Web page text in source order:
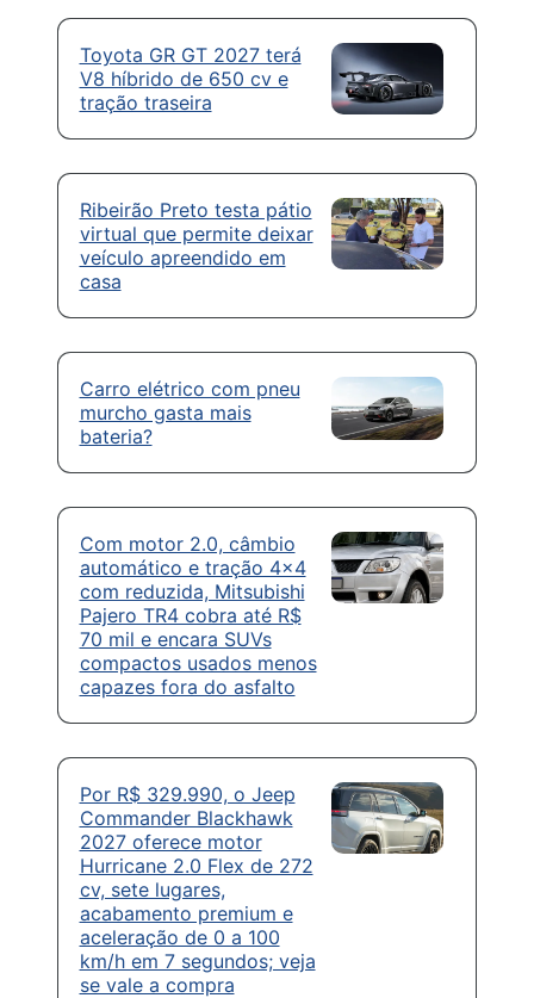
Toyota GR GT 2027 terá
V8 híbrido de 650 cv e
tração traseira
Ribeirão Preto testa pátio
virtual que permite deixar
veículo apreendido em
casa
Carro elétrico com pneu
murcho gasta mais
bateria?
Com motor 2.0, câmbio
automático e tração 4×4
com reduzida, Mitsubishi
Pajero TR4 cobra até R$
70 mil e encara SUVs
compactos usados menos
capazes fora do asfalto
Por R$ 329.990, o Jeep
Commander Blackhawk
2027 oferece motor
Hurricane 2.0 Flex de 272
cv, sete lugares,
acabamento premium e
aceleração de 0 a 100
km/h em 7 segundos; veja
se vale a compra